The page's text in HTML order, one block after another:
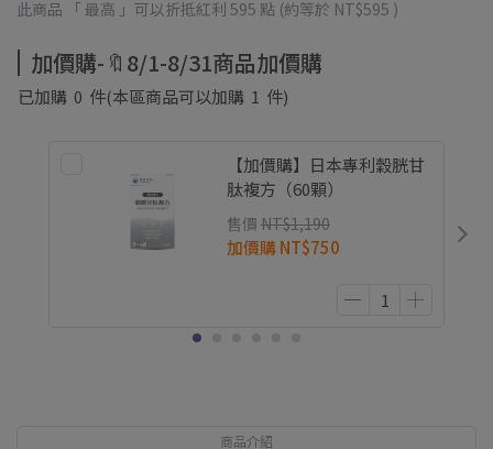
藻鈣隨手包｜滿3000送維他命C｜滿4000送瑪卡膠囊+酵素 ※
此商品 「 最高 」可以折抵紅利 595 點 (約等於 NT$595 )
加價購-🔖8/1-8/31商品加價購
已加購 0 件(本區商品可以加購 1 件)
【加價購】日本專利穀胱甘
肽複方（60顆）
售價 NT$1,190
加價購NT$750
商品介紹